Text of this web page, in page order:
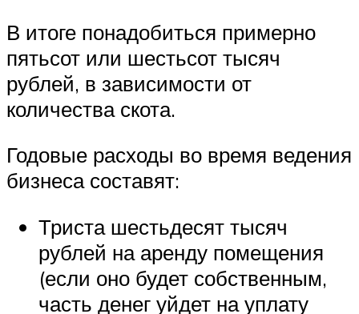
В итоге понадобиться примерно
пятьсот или шестьсот тысяч
рублей, в зависимости от
количества скота.
Годовые расходы во время ведения
бизнеса составят:
Триста шестьдесят тысяч
рублей на аренду помещения
(если оно будет собственным,
часть денег уйдет на уплату